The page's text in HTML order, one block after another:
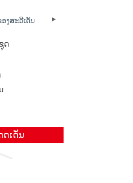
ງສະວີເດັນ
ດ
ເດັ່ນ